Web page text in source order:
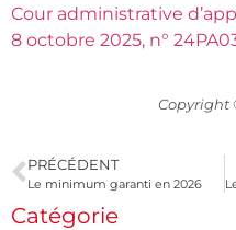
Cour administrative
8 octobre 2025, n°
Copyright
PRÉCÉDENT
Le minimum garanti en 2026
Catégorie